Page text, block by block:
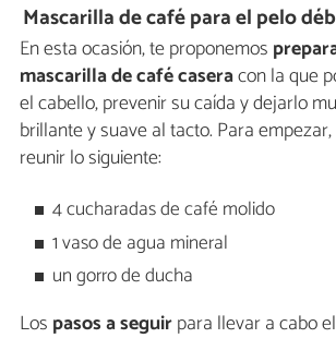
Mascarilla de café para el pelo
En esta ocasión, te proponemos
mascarilla de café caseracon la que
el cabello, prevenir su caída y dejarlo
brillante y suave al tacto. Para empezar,
reunir lo siguiente:
4 cucharadas de café molido
1 vaso de agua mineral
un gorro de ducha
Los pasos a seguirpara llevar a cabo